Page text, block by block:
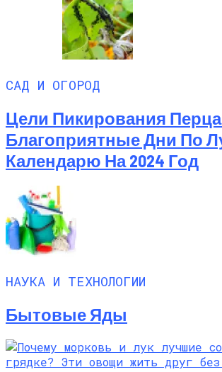
САД И ОГОРОД
Цели Пикирования
Благоприятные Дни По
Календарю На 2024 Год
НАУКА И ТЕХНОЛОГИИ
Бытовые Яды